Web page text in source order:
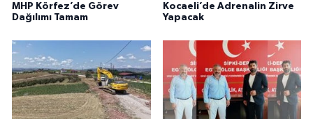
MHP Körfez’de Görev
Dağılımı Tamam
Kocaeli’de Adrenalin Zirve
Yapacak